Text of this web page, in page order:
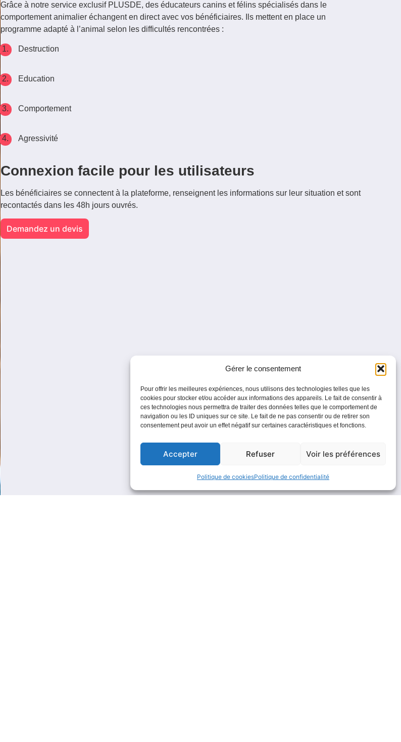
Gérer le consentement
Pour offrir les meilleures expériences, nous utilisons des technologies telles que les
cookies pour stocker et/ou accéder aux informations des appareils. Le fait de consentir à
ces technologies nous permettra de traiter des données telles que le comportement de
navigation ou les ID uniques sur ce site. Le fait de ne pas consentir ou de retirer son
consentement peut avoir un effet négatif sur certaines caractéristiques et fonctions.
Accepter Refuser Voir les préférences
Politique de cookiesPolitique de confidentialité
Grâce à notre service exclusif PLUSDE, des éducateurs canins et félins spécialisés dans le
comportement animalier échangent en direct avec vos bénéficiaires. Ils mettent en place un
programme adapté à l’animal selon les difficultés rencontrées :
Destruction
Education
Comportement
Agressivité
Connexion facile pour les utilisateurs
Les bénéficiaires se connectent à la plateforme, renseignent les informations sur leur situation et sont
recontactés dans les 48h jours ouvrés.
Demandez un devis